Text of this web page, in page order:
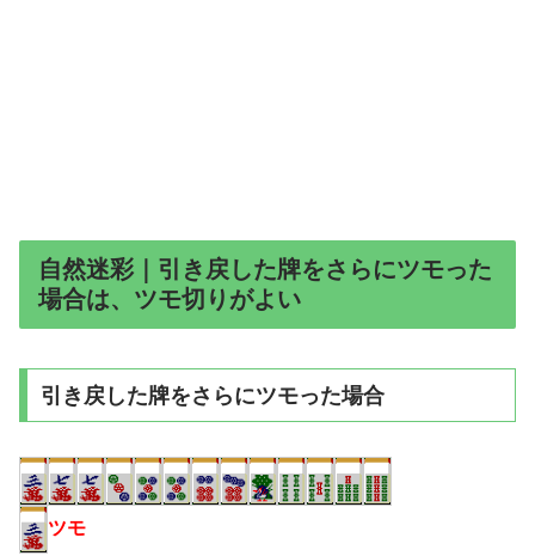
自然迷彩｜引き戻した牌をさらにツモった
場合は、ツモ切りがよい
引き戻した牌をさらにツモった場合
ツモ